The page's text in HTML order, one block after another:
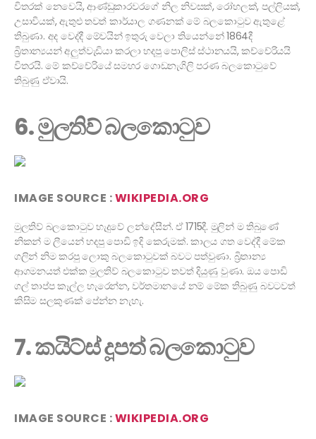
විතරක් නෙවෙයි, ආණ්ඩුකාරවරගේ නිල නිවසක්, රෝහලක්, පල්ලියක්,
උසාවියක්, ඇතුළු තවත් කාර්යාල ගණනක් මේ බලකොටුව ඇතුළේ
තිබුණා. අද වෙද්දී මේවයින් ඉතුරු වෙලා තියෙන්නේ 1864දී
බ්‍රිතාන්‍යයන් අලුත්වැඩියා කරලා හදපු පොලිස් ස්ථානයයි, කච්චේරියයි
විතරයි. මේ කච්චේරියේ සමහර ගොඩනැගිලි පරණ බලකොටුවේ
තිබුණු ඒවායි.
6. මුලතිව් බලකොටුව
IMAGE SOURCE :WIKIPEDIA.ORG
මුලතිව් බලකොටුව හැදුවේ ලන්දේසීන්. ඒ 1715දී. මුලින් ම තිබුණේ
නිකන් ම ලීයෙන් හදපු පොඩි ඉදි කෙරුමක්. කාලය ගත වෙද්දී මේක
ගලින් නිම කරපු ලොකු බලකොටුවක් බවට පත්වුණා. බ්‍රිතාන්‍ය
ආගමනයත් එක්ක මුලතිව් බලකොටුව තවත් දියුණු වුණා. ඔය පොඩි
ගල් තාප්ප කෑල්ල හැරෙන්න, වර්තමානයේ නම් මේක තිබුණු බවටවත්
කිසිම සලකුණක් පේන්න නැහැ.
7. කයිට්ස් දූපත් බලකොටුව
IMAGE SOURCE :WIKIPEDIA.ORG